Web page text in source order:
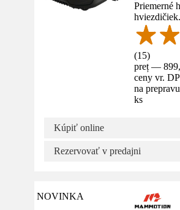
Priemerné
(15)
preț —
ceny vr.
na
ks
Kúpiť online
Rezervovať v predajni
NOVINKA